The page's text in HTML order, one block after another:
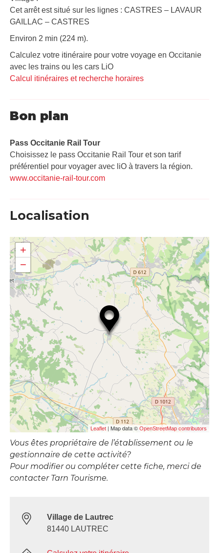
Cet arrêt est situé sur les lignes : CASTRES – LAVAUR
GAILLAC – CASTRES
Environ 2 min (224 m).
Calculez votre itinéraire pour votre voyage en Occitanie
avec les trains ou les cars LiO
Calcul itinéraires et recherche horaires
Bon plan
Pass Occitanie Rail Tour​
Choisissez le pass Occitanie Rail Tour et son tarif
préférentiel pour voyager avec liO à travers la région.
www.occitanie-rail-tour.com
Localisation
+
−
Leaflet | Map data © OpenStreetMap contributors
Vous êtes propriétaire de l’établissement ou le
gestionnaire de cette activité?
Pour modifier ou compléter cette fiche, merci de
contacter Tarn Tourisme.
Village de Lautrec
81440 LAUTREC